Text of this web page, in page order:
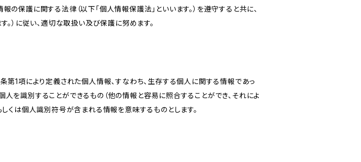
保護に関する法律（以下「個人情報保護法」といいます。）を遵守すると共に、
。）に従い、適切な取扱い及び保護に努めます。
第1項により定義された個人情報、すなわち、生存する個人に関する情報であっ
を識別することができるもの（他の情報と容易に照合することができ、それによ
くは個人識別符号が含まれる情報を意味するものとします。